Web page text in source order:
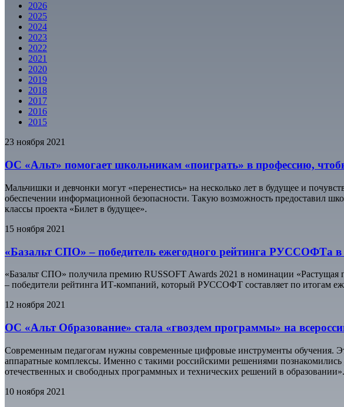
2026
2025
2024
2023
2022
2021
2020
2019
2018
2017
2016
2015
23 ноября 2021
ОС «Альт» помогает школьникам «поиграть» в профессию,
Мальчишки и девчонки могут «перенестись» на несколько лет в будущее и
обеспечении информационной безопасности. Такую возможность предоставил
классы проекта «Билет в будущее».
15 ноября 2021
«Базальт СПО» – победитель ежегодного рейтинга РУССОФТа
«Базальт СПО» получила премию RUSSOFT Awards 2021 в номинации «Растущая
– победители рейтинга ИТ-компаний, который РУССОФТ составляет по итогам
12 ноября 2021
ОС «Альт Образование» стала «гвоздем программы» на
Современным педагогам нужны современные цифровые инструменты обучения.
аппаратные комплексы. Именно с такими российскими решениями
отечественных и свободных программных и технических решений в
10 ноября 2021